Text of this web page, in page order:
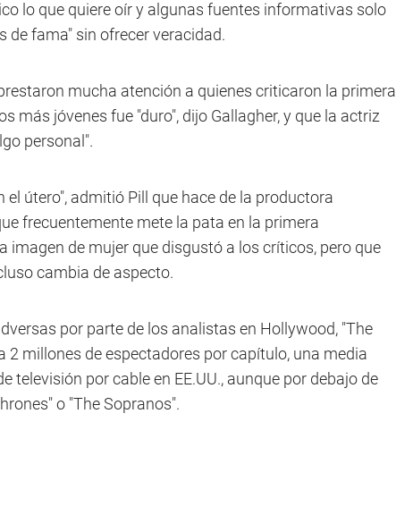
lo que quiere oír y algunas fuentes informativas solo
de fama" sin ofrecer veracidad.
mucha atención a quienes criticaron la primera
más jóvenes fue "duro", dijo Gallagher, y que la actriz
personal".
el útero", admitió Pill que hace de la productora
frecuentemente mete la pata en la primera
imagen de mujer que disgustó a los críticos, pero que
cambia de aspecto.
por parte de los analistas en Hollywood, "The
2 millones de espectadores por capítulo, una media
televisión por cable en EE.UU., aunque por debajo de
o "The Sopranos".